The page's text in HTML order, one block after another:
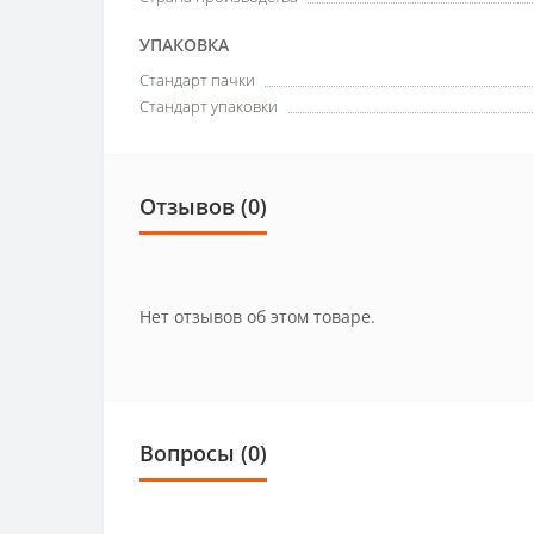
УПАКОВКА
Стандарт пачки
Стандарт упаковки
Отзывов (0)
Нет отзывов об этом товаре.
Вопросы (0)